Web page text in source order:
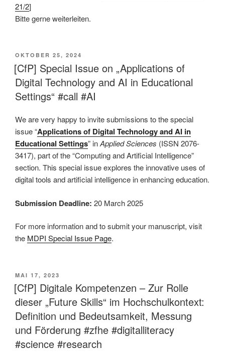
21/2]
Bitte gerne weiterleiten.
VERÖFFENTLICHT
AM
OKTOBER 25, 2024
[CfP] Special Issue on „Applications of
Digital Technology and AI in Educational
Settings“ #call #AI
We are very happy to invite submissions to the special
issue “Applications of Digital Technology and AI in
Educational Settings” inApplied Sciences (ISSN 2076-
3417), part of the “Computing and Artificial Intelligence”
section. This special issue explores the innovative uses of
digital tools and artificial intelligence in enhancing education.
Submission Deadline: 20 March 2025
For more information and to submit your manuscript, visit
the MDPI Special Issue Page.
VERÖFFENTLICHT
AM
MAI 17, 2023
[CfP] Digitale Kompetenzen – Zur Rolle
dieser „Future Skills“ im Hochschulkontext:
Definition und Bedeutsamkeit, Messung
und Förderung #zfhe #digitalliteracy
#science #research